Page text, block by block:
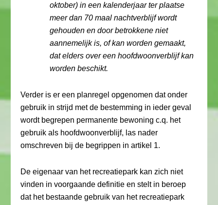
oktober) in een kalenderjaar ter plaatse
meer dan 70 maal nachtverblijf wordt
gehouden en door betrokkene niet
aannemelijk is, of kan worden gemaakt,
dat elders over een hoofdwoonverblijf kan
worden beschikt.
Verder is er een planregel opgenomen dat onder
gebruik in strijd met de bestemming in ieder geval
wordt begrepen permanente bewoning c.q. het
gebruik als hoofdwoonverblijf, las nader
omschreven bij de begrippen in artikel 1.
De eigenaar van het recreatiepark kan zich niet
vinden in voorgaande definitie en stelt in beroep
dat het bestaande gebruik van het recreatiepark